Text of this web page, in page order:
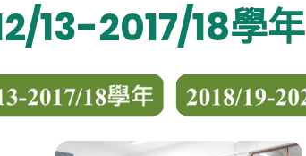
13-2017/18學年